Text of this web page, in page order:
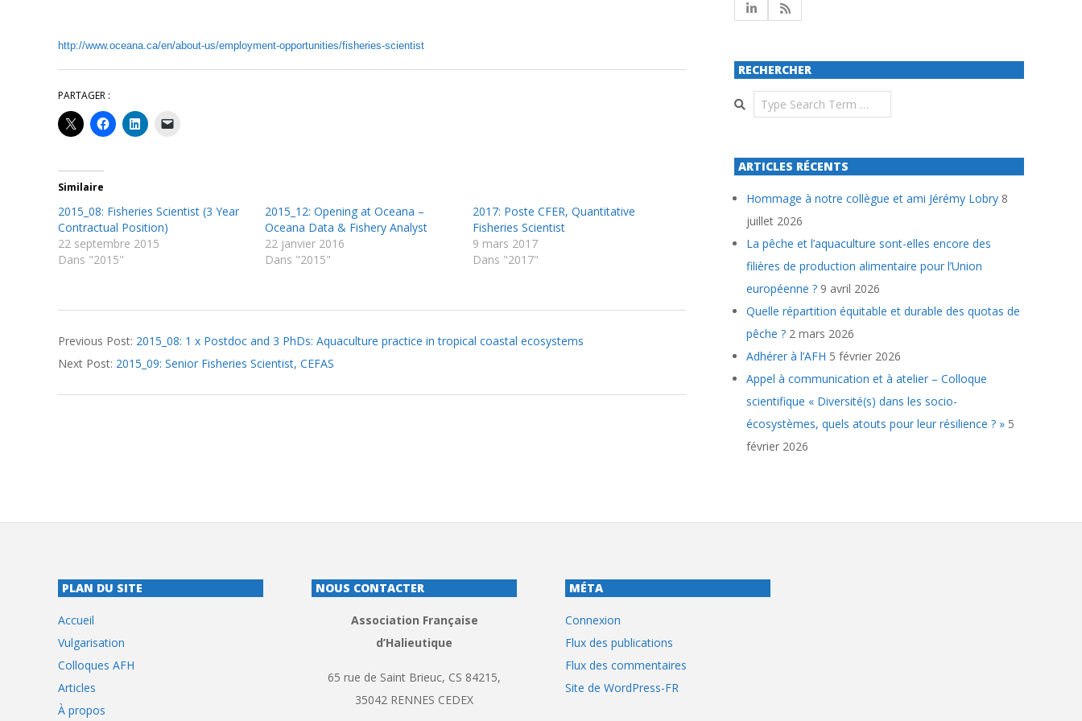
http://www.oceana.ca/en/about-us/employment-opportunities/fisheries-scientist
PARTAGER :
Similaire
2015_08: Fisheries Scientist (3 Year
Contractual Position)
22 septembre 2015
Dans "2015"
2015_12: Opening at Oceana –
Oceana Data & Fishery Analyst
22 janvier 2016
Dans "2015"
2017: Poste CFER, Quantitative
Fisheries Scientist
9 mars 2017
Dans "2017"
09-
22
Previous Post: 2015_08: 1 x Postdoc and 3 PhDs: Aquaculture practice in tropical coastal ecosystems
Next Post: 2015_09: Senior Fisheries Scientist, CEFAS
RECHERCHER
Search
ARTICLES RÉCENTS
Hommage à notre collègue et ami Jérémy Lobry 8
juillet 2026
La pêche et l’aquaculture sont-elles encore des
filières de production alimentaire pour l’Union
européenne ? 9 avril 2026
Quelle répartition équitable et durable des quotas de
pêche ? 2 mars 2026
Adhérer à l’AFH 5 février 2026
Appel à communication et à atelier – Colloque
scientifique « Diversité(s) dans les socio-
écosystèmes, quels atouts pour leur résilience ? » 5
février 2026
PLAN DU SITE
Accueil
Vulgarisation
Colloques AFH
Articles
À propos
NOUS CONTACTER
Association Française
d’Halieutique
65 rue de Saint Brieuc, CS 84215,
35042 RENNES CEDEX
MÉTA
Connexion
Flux des publications
Flux des commentaires
Site de WordPress-FR